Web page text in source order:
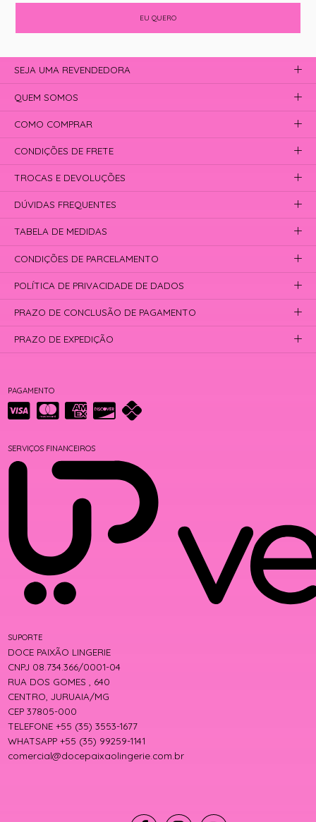
EU QUERO
PAGAMENTO
SERVIÇOS FINANCEIROS
SUPORTE
DOCE PAIXÃO LINGERIE
CNPJ 08.734.366/0001-04
RUA DOS GOMES , 640
CENTRO, JURUAIA/MG
CEP 37805-000
TELEFONE +55 (35) 3553-1677
WHATSAPP +55 (35) 99259-1141
comercial@docepaixaolingerie.com.br
SEJA UMA REVENDEDORA
QUEM SOMOS
COMO COMPRAR
CONDIÇÕES DE FRETE
TROCAS E DEVOLUÇÕES
DÚVIDAS FREQUENTES
TABELA DE MEDIDAS
CONDIÇÕES DE PARCELAMENTO
POLÍTICA DE PRIVACIDADE DE DADOS
PRAZO DE CONCLUSÃO DE PAGAMENTO
PRAZO DE EXPEDIÇÃO